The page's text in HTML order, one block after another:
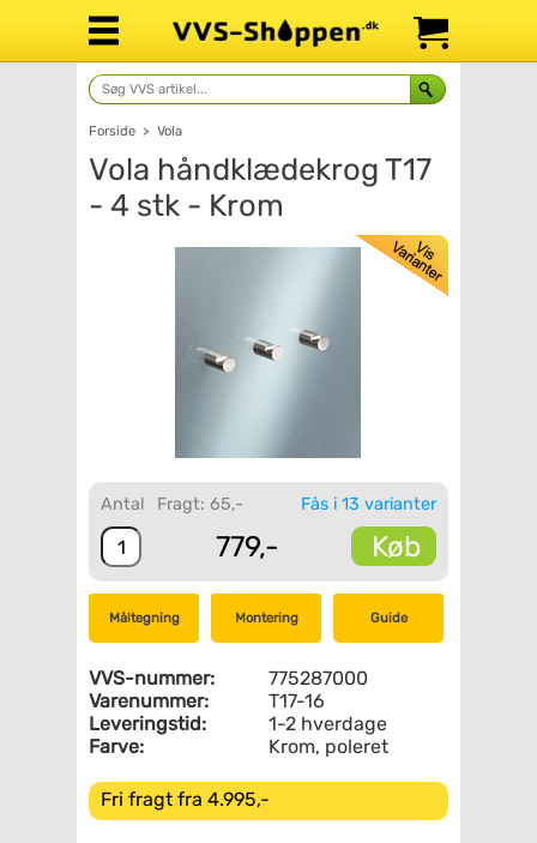
Forside > Vola
Vola håndklædekrog T17
- 4 stk - Krom
Fås i 13 varianter
Antal Fragt: 65,-
779,- Køb
Måltegning Montering Guide
VVS-nummer:
775287000
Varenummer:
T17-16
Leveringstid:
1-2 hverdage
Farve:
Krom, poleret
Fri fragt fra 4.995,-